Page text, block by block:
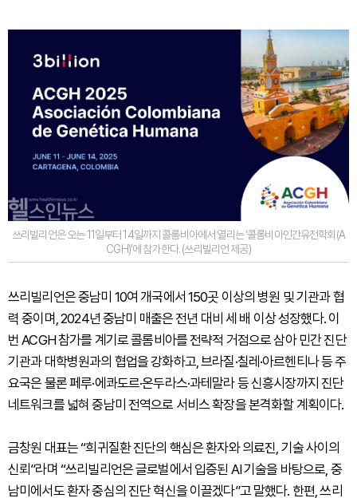
쓰리빌리언은 오는 11일부터 14일까지 콜롬비아에서 열리는 ‘콜롬비아인간유전학회(A
CGH)’에 참가한다. (쓰리빌리언 제공)
쓰리빌리언은 중남미 10여 개국에서 150곳 이상의 병원 및 기관과 협
력 중이며, 2024년 중남미 매출은 전년 대비 세 배 이상 성장했다. 이
번 ACGH 참가를 계기로 콜롬비아를 전략적 거점으로 삼아 민간 진단
기관과 대학병원과의 협업을 강화하고, 브라질·칠레·아르헨티나 등 주
요국은 물론 페루·에콰도르·온두라스·과테말라 등 신흥시장까지 진단
네트워크를 넓혀 중남미 전역으로 서비스 확장을 본격화할 계획이다.
금창원 대표는 “희귀질환 진단의 핵심은 환자와 의료진, 기술 사이의
신뢰”라며 “쓰리빌리언은 글로벌에서 입증된 AI 기술을 바탕으로, 중
남미에서도 환자 중심의 진단 혁신을 이끌겠다”고 말했다. 한편, 쓰리